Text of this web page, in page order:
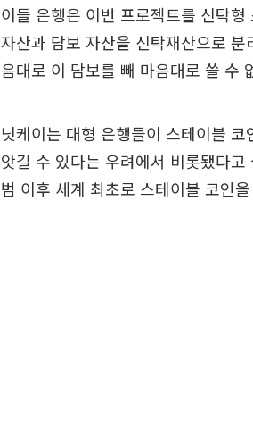
이들 은행은 이번 프로젝트를 신탁
자산과 담보 자산을 신탁재산으로
음대로 이 담보를 빼 마음대로 쓸 수
닛케이는 대형 은행들이 스테이블
앗길 수 있다는 우려에서 비롯됐다
범 이후 세계 최초로 스테이블 코인